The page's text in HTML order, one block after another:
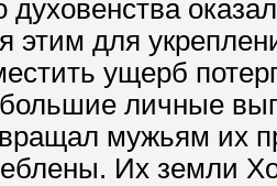
духовенства
этим для
ущерб
большие личные
мужьям их
Их земли